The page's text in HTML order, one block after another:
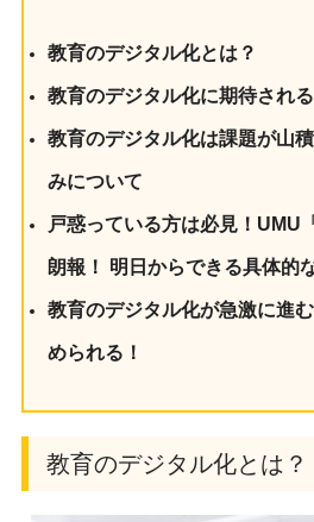
教育のデジタル化とは？
教育のデジタル化に期待され
教育のデジタル化は課題が山
みについて
戸惑っている方は必見！UMU
朗報！ 明日からできる具体的
教育のデジタル化が急激に進
められる！
教育のデジタル化とは？